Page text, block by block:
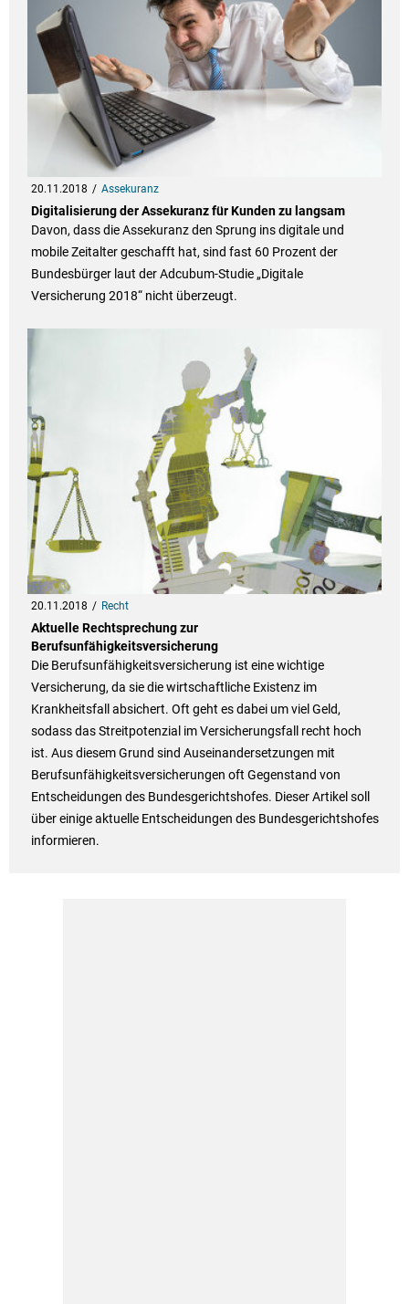
20.11.2018 Assekuranz
Digitalisierung der Assekuranz für Kunden zu langsam
Davon, dass die Assekuranz den Sprung ins digitale und
mobile Zeitalter geschafft hat, sind fast 60 Prozent der
Bundesbürger laut der Adcubum-Studie „Digitale
Versicherung 2018“ nicht überzeugt.
20.11.2018 Recht
Aktuelle Rechtsprechung zur
Berufsunfähigkeitsversicherung
Die Berufsunfähigkeitsversicherung ist eine wichtige
Versicherung, da sie die wirtschaftliche Existenz im
Krankheitsfall absichert. Oft geht es dabei um viel Geld,
sodass das Streitpotenzial im Versicherungsfall recht hoch
ist. Aus diesem Grund sind Auseinandersetzungen mit
Berufsunfähigkeitsversicherungen oft Gegenstand von
Entscheidungen des Bundesgerichtshofes. Dieser Artikel soll
über einige aktuelle Entscheidungen des Bundesgerichtshofes
informieren.